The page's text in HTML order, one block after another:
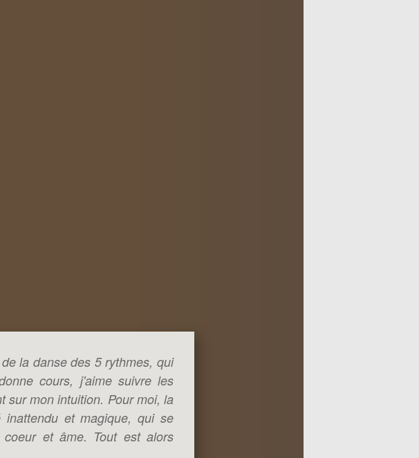
la danse des 5 rythmes, qui
cours, j'aime suivre les
sur mon intuition. Pour moi, la
et magique, qui se
et âme. Tout est alors